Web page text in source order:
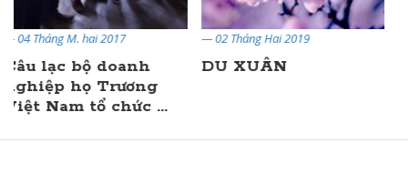
— 02 Tháng Hai 2019
DU XUÂN
— 19 Tháng Một 2019
Lời hứa!